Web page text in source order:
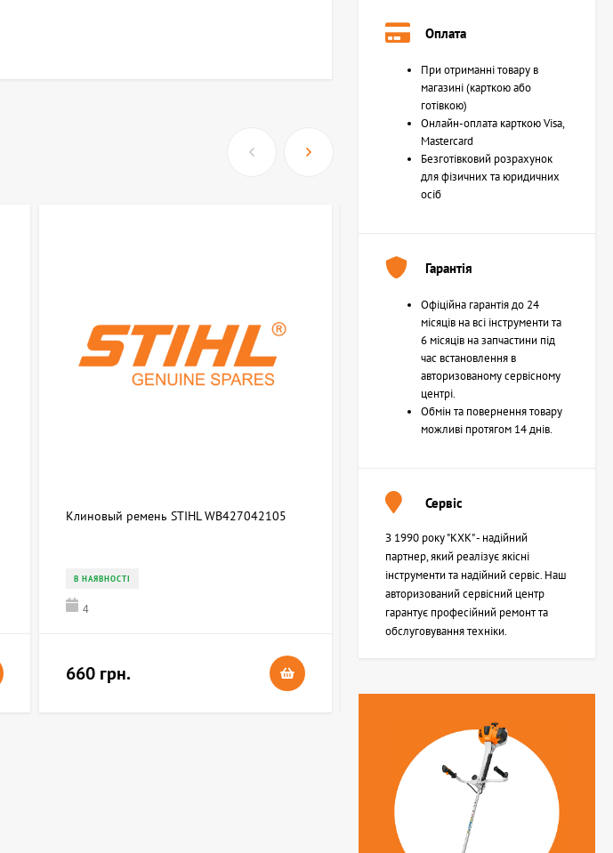
Клиновый ремень STIHL WB427042105
В НАЯВНОСТІ
4
660 грн.
Возвратная пружина STIHL (Z000013Z000)
В НАЯВНОСТІ
4
Оплата
При отриманні товару в
магазині (карткою або
готівкою)
Онлайн-оплата карткою Visa,
Mastercard
Безготівковий розрахунок
для фізичних та юридичних
осіб
Гарантія
Офіційна гарантія до 24
місяців на всі інструменти та
6 місяців на запчастини під
час встановлення в
авторизованому сервісному
центрі.
Обмін та повернення товару
можливі протягом 14 днів.
Сервіс
З 1990 року "КХК" - надійний
партнер, який реалізує якісні
інструменти та надійний сервіс. Наш
авторизований сервісний центр
гарантує професійний ремонт та
обслуговування техніки.